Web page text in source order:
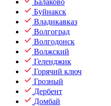
Балаково
Буйнакск
Владикавказ
Волгоград
Волгодонск
Волжский
Геленджик
Горячий ключ
Грозный
Дербент
Домбай